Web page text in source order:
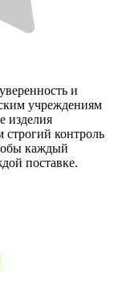
и
учреждениям
изделия
контроль
каждый
поставке.